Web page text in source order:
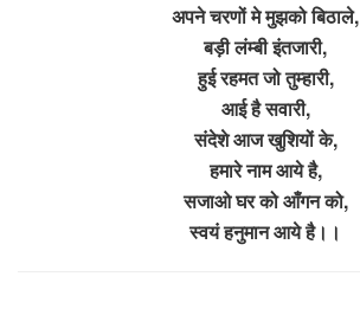
अपने चरणों मे मुझको बिठाले,
बड़ी लंम्बी इंतजारी,
हुई रहमत जो तुम्हारी,
आई है सवारी,
संदेशे आज खुशियों के,
हमारे नाम आये है,
सजाओ घर को आँगन को,
स्वयं हनुमान आये है।।